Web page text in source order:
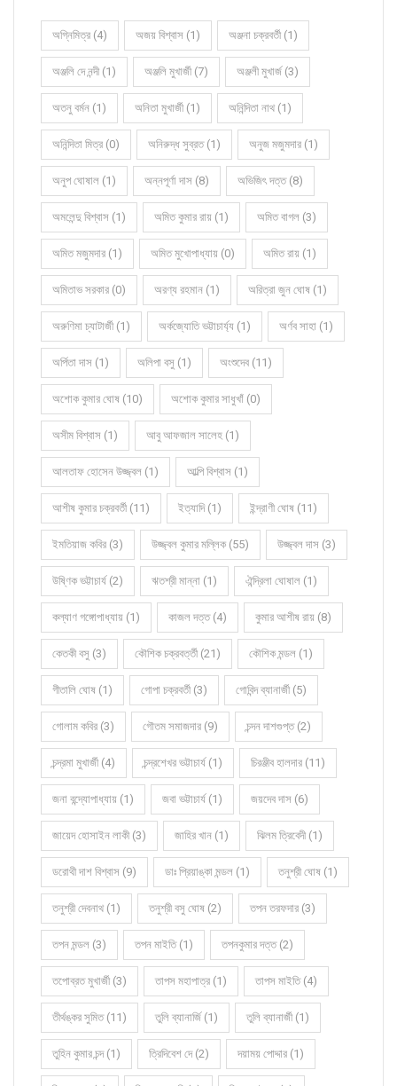
অগ্নিমিত্র (4) অজয় বিশ্বাস (1) অঞ্জনা চক্রবর্তী (1)
অঞ্জলি দে নন্দী (1) অঞ্জলি মুখার্জী (7) অঞ্জলী মুখার্জ (3)
অতনু বর্মন (1) অনিতা মুখার্জী (1) অনিন্দিতা নাথ (1)
অনিন্দিতা মিত্র (0) অনিরুদ্ধ সুব্রত (1) অনুজ মজুমদার (1)
অনুপ ঘোষাল (1) অন্নপূর্ণা দাস (8) অভিজিৎ দত্ত (8)
অমলেন্দু বিশ্বাস (1) অমিত কুমার রায় (1) অমিত বাগল (3)
অমিত মজুমদার (1) অমিত মুখোপাধ্যায় (0) অমিত রায় (1)
অমিতাভ সরকার (0) অরণ্য রহমান (1) অরিত্রা জুন ঘোষ (1)
অরুণিমা চ্যাটার্জী (1) অর্কজ্যোতি ভট্টাচার্য্য (1) অর্ণব সাহা (1)
অর্পিতা দাস (1) অলিপা বসু (1) অংশুদেব (11)
অশোক কুমার ঘোষ (10) অশোক কুমার সাধুখাঁ (0)
অসীম বিশ্বাস (1) আবু আফজাল সালেহ (1)
আলতাফ হোসেন উজ্জ্বল (1) আল্পি বিশ্বাস (1)
আশীষ কুমার চক্রবর্তী (11) ইত্যাদি (1) ইন্দ্রাণী ঘোষ (11)
ইমতিয়াজ কবির (3) উজ্জ্বল কুমার মল্লিক (55) উজ্জ্বল দাস (3)
উষ্ণিক ভট্টাচার্য (2) ঋতশ্রী মান্না (1) ঐন্দ্রিলা ঘোষাল (1)
কল্যাণ গঙ্গোপাধ্যায় (1) কাজল দত্ত (4) কুমার আশীষ রায় (8)
কেতকী বসু (3) কৌশিক চক্রবর্ত্তী (21) কৌশিক মন্ডল (1)
গীতালি ঘোষ (1) গোপা চক্রবর্তী (3) গোবিন্দ ব্যানার্জী (5)
গোলাম কবির (3) গৌতম সমাজদার (9) চন্দন দাশগুপ্ত (2)
চন্দ্রমা মুখার্জী (4) চন্দ্রশেখর ভট্টাচার্য (1) চিরঞ্জীব হালদার (11)
জনা বন্দ্যোপাধ্যায় (1) জবা ভট্টাচার্য (1) জয়দেব দাস (6)
জায়েদ হোসাইন লাকী (3) জাহির খান (1) ঝিলম ত্রিবেদী (1)
ডরোথী দাশ বিশ্বাস (9) ডাঃ প্রিয়াঙ্কা মন্ডল (1) তনুশ্রী ঘোষ (1)
তনুশ্রী দেবনাথ (1) তনুশ্রী বসু ঘোষ (2) তপন তরফদার (3)
তপন মন্ডল (3) তপন মাইতি (1) তপনকুমার দত্ত (2)
তপোব্রত মুখার্জী (3) তাপস মহাপাত্র (1) তাপস মাইতি (4)
তীর্থঙ্কর সুমিত (11) তুলি ব্যানার্জি (1) তুলি ব্যানার্জী (1)
তুহিন কুমার চন্দ (1) ত্রিদিবেশ দে (2) দয়াময় পোদ্দার (1)